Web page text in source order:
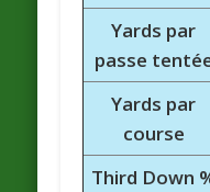
Yards par
passe
Yards par
course
Third Down